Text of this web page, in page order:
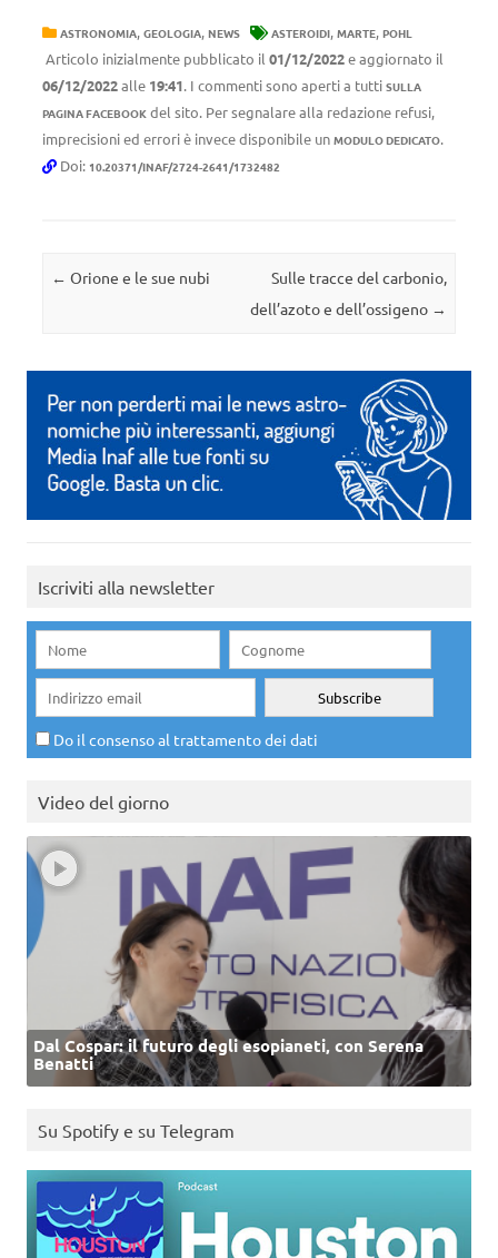
ASTRONOMIA, GEOLOGIA, NEWS ASTEROIDI, MARTE, POHL
Articolo inizialmente pubblicato il 01/12/2022e aggiornato il
06/12/2022alle 19:41. I commenti sono aperti a tutti SULLA
PAGINA FACEBOOK del sito. Per segnalare alla redazione refusi,
imprecisioni ed errori è invece disponibile un MODULO DEDICATO.
Doi: 10.20371/INAF/2724-2641/1732482
Navigazione articolo
← Orione e le sue nubi
Sulle tracce del carbonio,
dell’azoto e dell’ossigeno →
Iscriviti alla newsletter
Do il consenso al trattamento dei dati
Video del giorno
Dal Cospar: il futuro degli esopianeti, con Serena
Benatti
Su Spotify e su Telegram